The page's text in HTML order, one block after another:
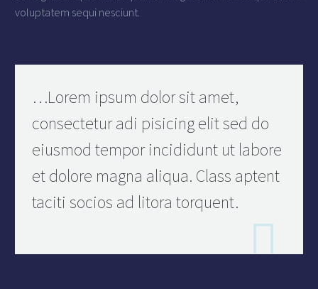
voluptatem sequi nesciunt.
…Lorem ipsum dolor sit amet,
consectetur adi pisicing elit sed do
eiusmod tempor incididunt ut labore
et dolore magna aliqua. Class aptent
taciti socios ad litora torquent.
